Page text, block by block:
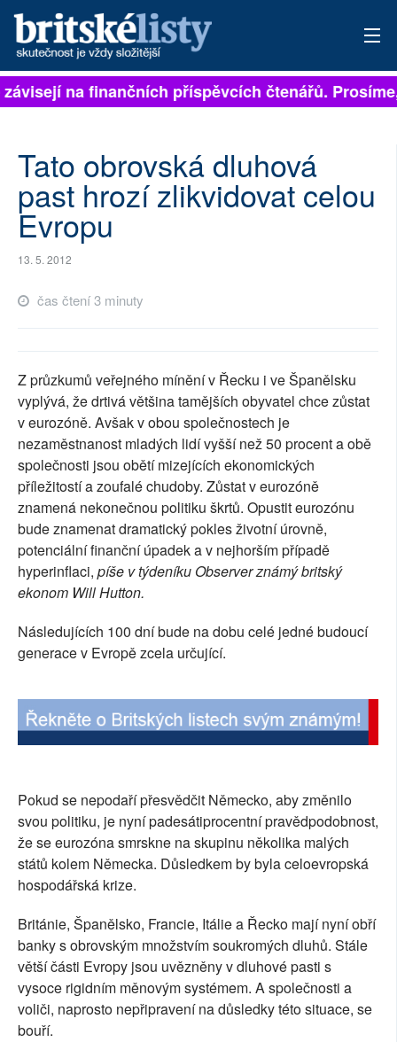
PŘIHLÁSIT
ARCHIV
ROZHOVORY
TÉMATA
NEJČTENĚJŠÍ ZA 7 DNÍ
PŘÍSPĚVKY NA PROVOZ
SOCIÁLNÍ SÍTĚ
RUBRIKY
PLNÁ VERZE STRÁNEK
na finančních příspěvcích čtenářů.
Tato obrovská dluhová
past hrozí zlikvidovat celou
Evropu
13. 5. 2012
čas čtení 3 minuty
Z průzkumů veřejného mínění v Řecku i ve Španělsku
vyplývá, že drtivá většina tamějších obyvatel chce zůstat
v eurozóně. Avšak v obou společnostech je
nezaměstnanost mladých lidí vyšší než 50 procent a obě
společnosti jsou obětí mizejících ekonomických
příležitostí a zoufalé chudoby. Zůstat v eurozóně
znamená nekonečnou politiku škrtů. Opustit eurozónu
bude znamenat dramatický pokles životní úrovně,
potenciální finanční úpadek a v nejhorším případě
hyperinflaci, píše v týdeníku Observer známý britský
ekonom Will Hutton.
Následujících 100 dní bude na dobu celé jedné budoucí
generace v Evropě zcela určující.
Pokud se nepodaří přesvědčit Německo, aby změnilo
svou politiku, je nyní padesátiprocentní pravědpodobnost,
že se eurozóna smrskne na skupinu několika malých
států kolem Německa. Důsledkem by byla celoevropská
hospodářská krize.
Británie, Španělsko, Francie, Itálie a Řecko mají nyní obří
banky s obrovským množstvím soukromých dluhů. Stále
větší části Evropy jsou uvězněny v dluhové pasti s
vysoce rigidním měnovým systémem. A společnosti a
voliči, naprosto nepřipravení na důsledky této situace, se
bouří.